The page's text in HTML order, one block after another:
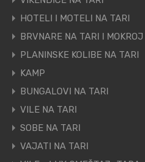
HOTELI I MOTELI NA TARI
BRVNARE NA TARI I MOKROJ
PLANINSKE KOLIBE NA TARI
KAMP
BUNGALOVI NA TARI
VILE NA TARI
SOBE NA TARI
VAJATI NA TARI